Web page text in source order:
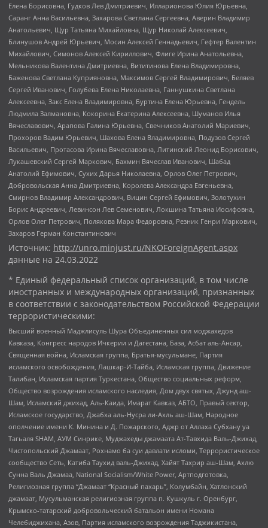
Елена Борисовна, Гудков Лев Дмитриевич, Илларионова Юлия Юрьевна,
Саранг Анна Васильевна, Захарова Светлана Сергеевна, Аверин Владимир
Анатольевич, Щур Татьяна Михайловна, Щур Николай Алексеевич,
Блинушов Андрей Юрьевич, Мосин Алексей Геннадьевич, Гефтер Валентин
Михайлович, Симонов Алексей Кириллович, Флиге Ирина Анатольевна,
Мельникова Валентина Дмитриевна, Вититинова Елена Владимировна,
Баженова Светлана Куприяновна, Максимов Сергей Владимирович, Беляев
Сергей Иванович, Голубева Елена Николаевна, Ганнушкина Светлана
Алексеевна, Закс Елена Владимировна, Буртина Елена Юрьевна, Гендель
Людмила Залмановна, Кокорина Екатерина Алексеевна, Шуманов Илья
Вячеславович, Арапова Галина Юрьевна, Свечников Анатолий Мариевич,
Прохоров Вадим Юрьевич, Шахова Елена Владимировна, Подузов Сергей
Васильевич, Протасова Ирина Вячеславовна, Литинский Леонид Борисович,
Лукашевский Сергей Маркович, Бахмин Вячеслав Иванович, Шабад
Анатолий Ефимович, Сухих Дарья Николаевна, Орлов Олег Петрович,
Добровольская Анна Дмитриевна, Королева Александра Евгеньевна,
Смирнов Владимир Александрович, Вицин Сергей Ефимович, Золотухин
Борис Андреевич, Левинсон Лев Семенович, Локшина Татьяна Иосифовна,
Орлов Олег Петрович, Полякова Мара Федоровна, Резник Генри Маркович,
Захаров Герман Константинович
Источник: http://unro.minjust.ru/NKOForeignAgent.aspx
данные на 24.03.2022
* Единый федеральный список организаций, в том числе
иностранных и международных организаций, признанных
в соответствии с законодательством Российской Федерации
террористическими:
Высший военный Маджлисуль Шура Объединенных сил моджахедов
Кавказа, Конгресс народов Ичкерии и Дагестана, База, Асбат аль-Ансар,
Священная война, Исламская группа, Братья-мусульмане, Партия
исламского освобождения, Лашкар-И-Тайба, Исламская группа, Движение
Талибан, Исламская партия Туркестана, Общество социальных реформ,
Общество возрождения исламского наследия, Дом двух святых, Джунд аш-
Шам, Исламский джихад, Аль-Каида, Имарат Кавказ, АБТО, Правый сектор,
Исламское государство, Джабха аль-Нусра ли-Ахль аш-Шам, Народное
ополчение имени К. Минина и Д. Пожарского, Аджр от Аллаха Субхану уа
Тагьаля SHAM, АУМ Синрике, Муджахеды джамаата Ат-Тавхида Валь-Джихад,
Чистопольский Джамаат, Рохнамо ба суи давлати исломи, Террористическое
сообщество Сеть, Катиба Таухид валь-Джихад, Хайят Тахрир аш-Шам, Ахлю
Сунна Валь Джамаа, National Socialism/White Power, Артподготовка,
Религиозная группа “Джамаат “Красный пахарь”, Колумбайн, Хатлонский
джамаат, Мусульманская религиозная группа п. Кушкуль г. Оренбург,
Крымско-татарский добровольческий батальон имени Номана
Челебиджихана, Азов, Партия исламского возрождения Таджикистана,